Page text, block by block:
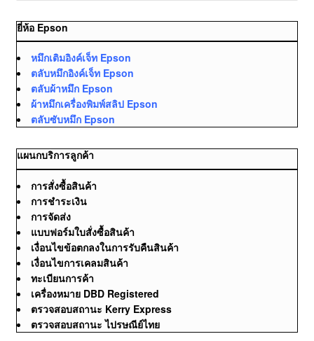
ยี่ห้อ Epson
หมึกเติมอิงค์เจ็ท Epson
ตลับหมึกอิงค์เจ็ท Epson
ตลับผ้าหมึก Epson
ผ้าหมึกเครื่องพิมพ์สลิป Epson
ตลับซับหมึก Epson
แผนกบริการลูกค้า
การสั่งซื้อสินค้า
การชำระเงิน
การจัดส่ง
แบบฟอร์มใบสั่งซื้อสินค้า
เงื่อนไขข้อตกลงในการรับคืนสินค้า
เงื่อนไขการเคลมสินค้า
ทะเบียนการค้า
เครื่องหมาย DBD Registered
ตรวจสอบสถานะ Kerry Express
ตรวจสอบสถานะ ไปรษณีย์ไทย